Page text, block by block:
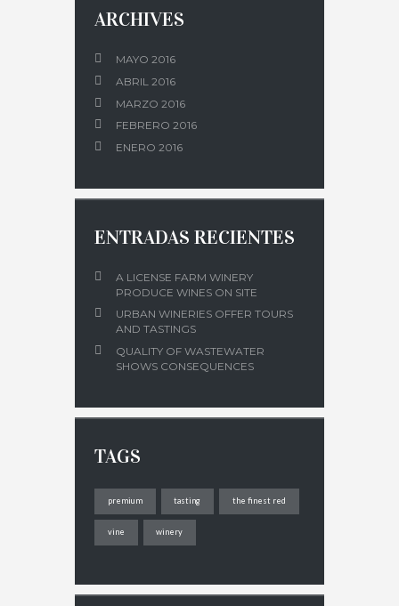
ARCHIVES
MAYO 2016
ABRIL 2016
MARZO 2016
FEBRERO 2016
ENERO 2016
ENTRADAS RECIENTES
A LICENSE FARM WINERY
PRODUCE WINES ON SITE
URBAN WINERIES OFFER TOURS
AND TASTINGS
QUALITY OF WASTEWATER
SHOWS CONSEQUENCES
TAGS
premium tasting the finest red
vine winery